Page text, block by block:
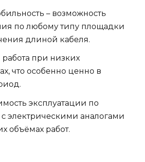
– возможность
по любому типу площадки
длиной кабеля.
работа при низких
что особенно ценно в
эксплуатации по
электрическими аналогами
объёмах работ.